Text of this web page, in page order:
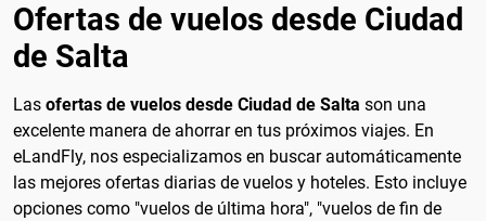
Ofertas de vuelos desde Ciudad
de Salta
Las ofertas de vuelos desde Ciudad de Salta son una
excelente manera de ahorrar en tus próximos viajes. En
eLandFly, nos especializamos en buscar automáticamente
las mejores ofertas diarias de vuelos y hoteles. Esto incluye
opciones como "vuelos de última hora", "vuelos de fin de